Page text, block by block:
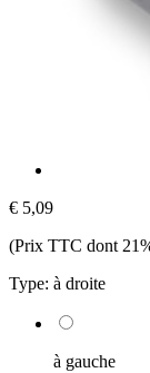
€ 5,09
(Prix TTC dont
Type: à droite
à gauche